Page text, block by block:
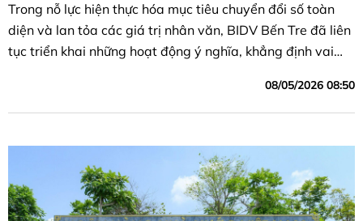
Trong nỗ lực hiện thực hóa mục tiêu chuyển đổi số toàn
diện và lan tỏa các giá trị nhân văn, BIDV Bến Tre đã liên
tục triển khai những hoạt động ý nghĩa, khẳng định vai
08/05/2026 08:50